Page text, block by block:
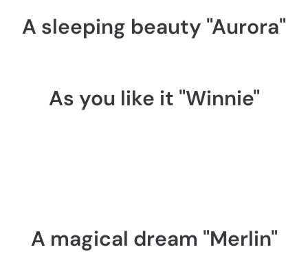
A sleeping beauty "Aurora"
As you like it "Winnie"
A magical dream "Merlin"